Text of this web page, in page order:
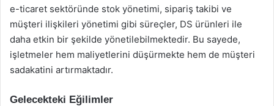
e-ticaret sektöründe stok yönetimi, sipariş takibi ve
müşteri ilişkileri yönetimi gibi süreçler, DS ürünleri ile
daha etkin bir şekilde yönetilebilmektedir. Bu sayede,
işletmeler hem maliyetlerini düşürmekte hem de müşteri
sadakatini artırmaktadır.
Gelecekteki Eğilimler